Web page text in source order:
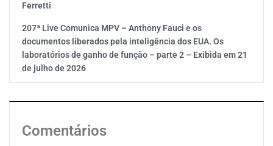
Ferretti
207ª Live Comunica MPV – Anthony Fauci e os
documentos liberados pela inteligência dos EUA. Os
laboratórios de ganho de função – parte 2 – Exibida em 21
de julho de 2026
Comentários